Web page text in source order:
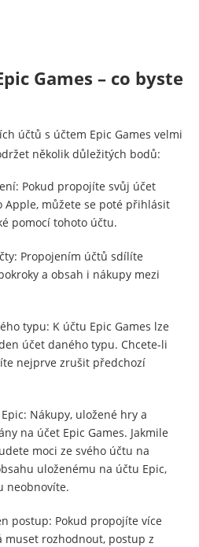
Games – co byste
účtů s účtem Epic Games velmi
několik důležitých bodů:
Pokud propojíte svůj účet
Apple, můžete se poté přihlásit
pomocí tohoto účtu.
Propojením účtů sdílíte
a obsah i nákupy mezi
typu: K účtu Epic Games lze
účet daného typu. Chcete-li
nejprve zrušit předchozí
Nákupy, uložené hry a
na účet Epic Games. Jakmile
moci ze svého účtu na
uloženému na účtu Epic,
neobnovíte.
postup: Pokud propojíte více
muset rozhodnout, postup z